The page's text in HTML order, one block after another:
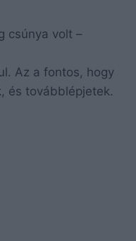
csúnya volt –
Az a fontos, hogy
és továbblépjetek.